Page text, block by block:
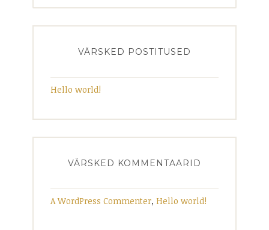
VÄRSKED POSTITUSED
Hello world!
VÄRSKED KOMMENTAARID
A WordPress Commenter, Hello world!